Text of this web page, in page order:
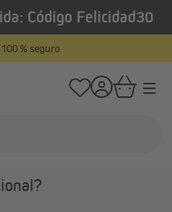
Código Felicidad30
% seguro
de Domondoy quieres
correcto! Aquí encontrarás